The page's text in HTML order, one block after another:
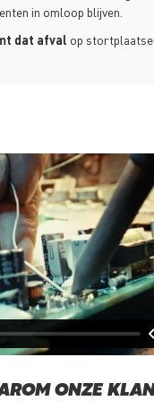
in omloop blijven.
dat afval op
ONZE